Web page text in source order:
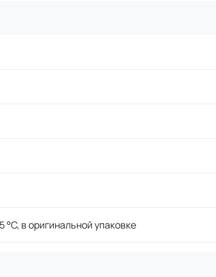
в оригинальной упаковке